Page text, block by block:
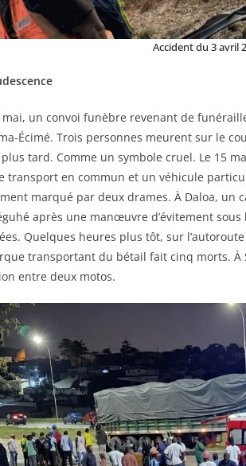
Accident du 3 avril
mai, un convoi funèbre revenant de
Écimé. Trois personnes meurent sur le
tard. Comme un symbole cruel. Le 15
transport en commun et un véhicule
marqué par deux drames. À Daloa, un
après une manœuvre d’évitement
Quelques heures plus tôt, sur
transportant du bétail fait cinq morts. À
entre deux motos.